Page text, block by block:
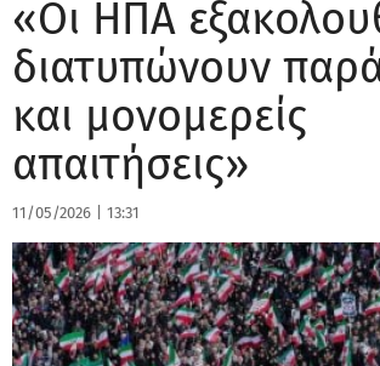
«Οι ΗΠΑ
διατυπώνουν
και μονομερείς
απαιτήσεις»
11/05/2026 13:31